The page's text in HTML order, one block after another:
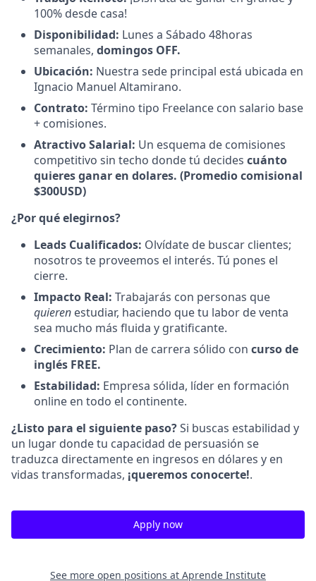
100% desde casa!
Disponibilidad: Lunes a Sábado 48horas
semanales, domingos OFF.
Ubicación: Nuestra sede principal está ubicada en
Ignacio Manuel Altamirano.
Contrato: Término tipo Freelance con salario base
+ comisiones.
Atractivo Salarial: Un esquema de comisiones
competitivo sin techo donde tú decides cuánto
quieres ganar en dolares. (Promedio comisional
$300USD)
¿Por qué elegirnos?
Leads Cualificados: Olvídate de buscar clientes;
nosotros te proveemos el interés. Tú pones el
cierre.
Impacto Real: Trabajarás con personas que
quieren estudiar, haciendo que tu labor de venta
sea mucho más fluida y gratificante.
Crecimiento: Plan de carrera sólido con curso de
inglés FREE.
Estabilidad: Empresa sólida, líder en formación
online en todo el continente.
¿Listo para el siguiente paso?Si buscas estabilidad y
un lugar donde tu capacidad de persuasión se
traduzca directamente en ingresos en dólares y en
vidas transformadas, ¡queremos conocerte!.
Apply now
See more open positions at Aprende Institute